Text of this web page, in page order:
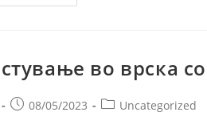
во врска
08/05/2023 Uncategorized